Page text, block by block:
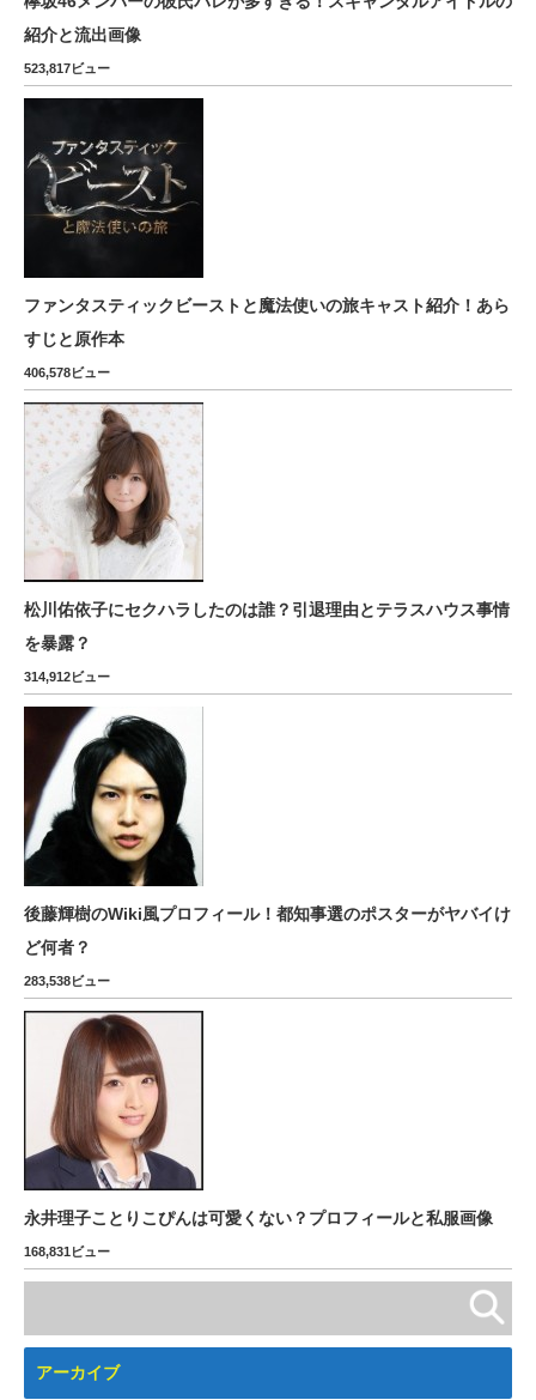
紹介と流出画像
523,817ビュー
ファンタスティックビーストと魔法使いの旅キャスト紹介！あら
すじと原作本
406,578ビュー
松川佑依子にセクハラしたのは誰？引退理由とテラスハウス事情
を暴露？
314,912ビュー
後藤輝樹のWiki風プロフィール！都知事選のポスターがヤバイけ
ど何者？
283,538ビュー
永井理子ことりこぴんは可愛くない？プロフィールと私服画像
168,831ビュー
アーカイブ